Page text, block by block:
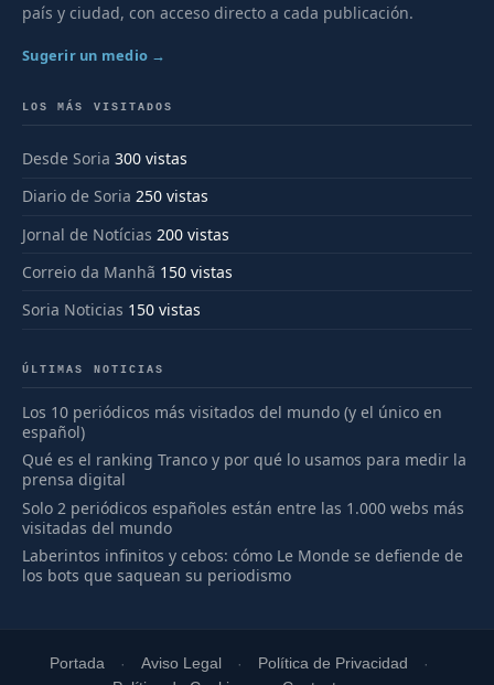
país y ciudad, con acceso directo a cada publicación.
Sugerir un medio →
LOS MÁS VISITADOS
Desde Soria 300 vistas
Diario de Soria 250 vistas
Jornal de Notícias 200 vistas
Correio da Manhã 150 vistas
Soria Noticias 150 vistas
ÚLTIMAS NOTICIAS
Los 10 periódicos más visitados del mundo (y el único en
español)
Qué es el ranking Tranco y por qué lo usamos para medir la
prensa digital
Solo 2 periódicos españoles están entre las 1.000 webs más
visitadas del mundo
Laberintos infinitos y cebos: cómo Le Monde se defiende de
los bots que saquean su periodismo
Portada Aviso Legal
Política de Privacidad